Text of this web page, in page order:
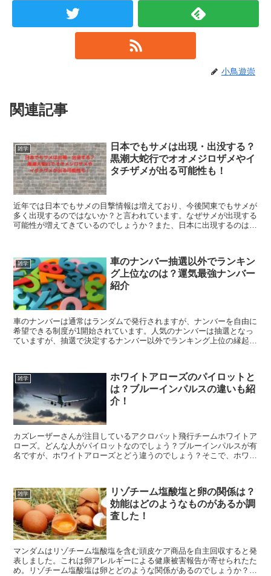
小鳥遊崇
関連記事
雑学
日本でもサメは出現・出没する？
黒潮大蛇行でオオメジロザメやイ
タチザメが出る可能性も！
近年では日本でもサメの目撃情報は増えており、今後関東でもサメが
多く出現するのではないか？と言われています。なぜサメが出現する
可能性が増えてきているのでしょうか？また、日本に出現するのはど
雑学
車のナンバー抽選以外でランキン
グ上位なのは？運気最強ナンバー
紹介
車のナンバーは通常はランダムで発行されますが、ナンバーを自由に
希望できる制度が1開始されています。人気のナンバーは抽選となっ
ていますが、抽選で決定するナンバー以外でランキング上位の縁起の
雑学
ホワイトアローズのパイロットと
は？ブルーインパルスの違いも紹
介！
カズレーザーさんが注目しているアクロバット飛行チームホワイトア
ローズ。どんな人がパイロットなのでしょう？ブルーインパルスが有
名ですが、ホワイトアローズとどう違うのでしょう？そこで、ホワイ
雑学
リゾチーム塩酸塩と卵の関係は？
効能はどのようなものがあるか調
査した！
マンダムはリゾチーム塩酸塩を含む頭皮ケア商品を自主回収すると発
表しました。これは卵アレルギーによる健康被害報告が寄せられたた
め。リゾチーム塩酸塩は卵とどのような関係があるのでしょうか？ま